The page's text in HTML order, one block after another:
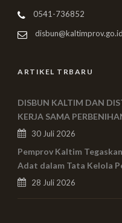
0541-736852
disbun@kaltimprov.go.id
ARTIKEL TRBARU
DISBUN KALTIM DAN
KERJA SAMA
30 Juli 2026
Pemprov Kaltim
Adat dalam Tata Kelola
28 Juli 2026